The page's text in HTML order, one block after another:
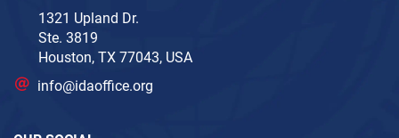
1321 Upland Dr.
Ste. 3819
Houston, TX 77043, USA
info@idaoffice.org